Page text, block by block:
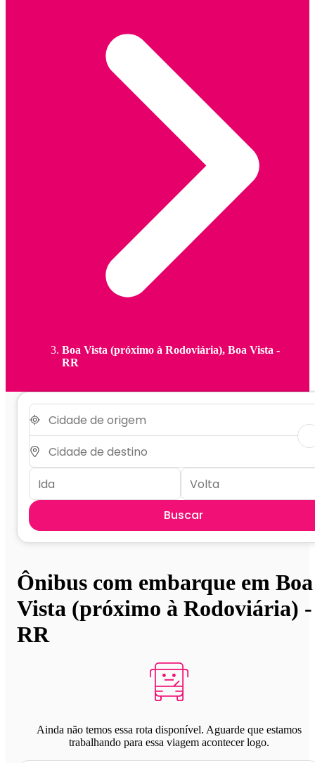
Boa Vista (próximo à Rodoviária), Boa Vista -
RR
Buscar
Ônibus com embarque em Boa
Vista (próximo à Rodoviária) -
RR
Ainda não temos essa rota disponível. Aguarde que estamos
trabalhando para essa viagem acontecer logo.